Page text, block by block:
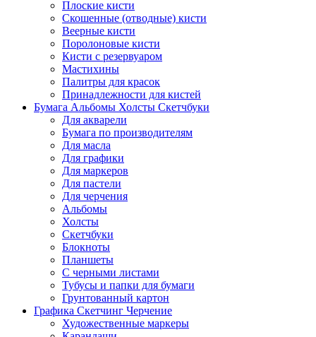
Плоские кисти
Скошенные (отводные) кисти
Веерные кисти
Поролоновые кисти
Кисти с резервуаром
Мастихины
Палитры для красок
Принадлежности для кистей
Бумага Альбомы Холсты Скетчбуки
Для акварели
Бумага по производителям
Для масла
Для графики
Для маркеров
Для пастели
Для черчения
Альбомы
Холсты
Скетчбуки
Блокноты
Планшеты
С черными листами
Тубусы и папки для бумаги
Грунтованный картон
Графика Скетчинг Черчение
Художественные маркеры